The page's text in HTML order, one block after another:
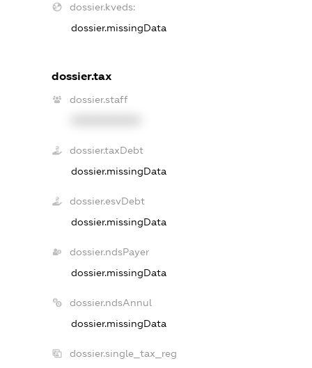
dossier.kveds:
dossier.missingData
dossier.tax
dossier.staff
dossier.taxDebt
dossier.missingData
dossier.esvDebt
dossier.missingData
dossier.ndsPayer
dossier.missingData
dossier.ndsAnnul
dossier.missingData
dossier.single_tax_reg